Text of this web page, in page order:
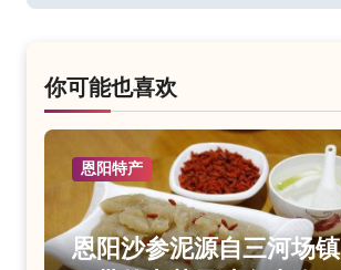
你可能也喜欢
恩阳特产
恩阳沙参泥源自三河场镇